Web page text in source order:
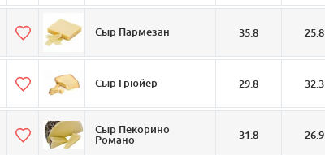
Сыр Пармезан 35.8 25.8
Сыр Грюйер 29.8 32.3
Сыр Пекорино
Романо 31.8 26.9